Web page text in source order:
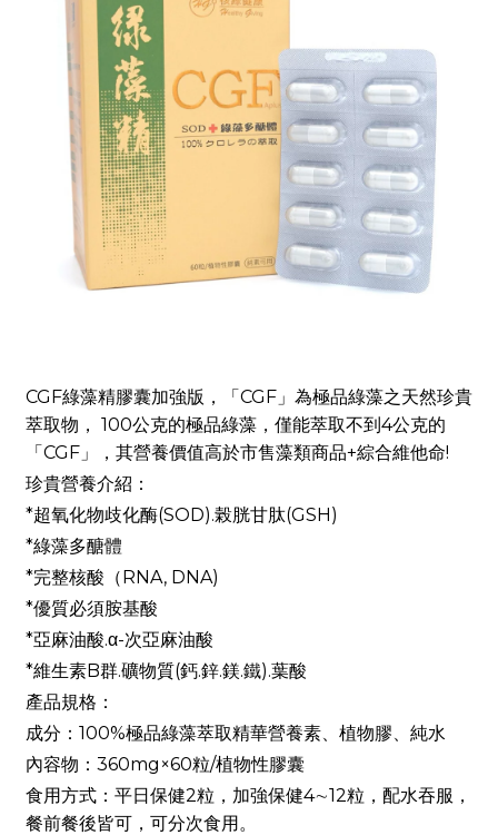
CGF綠藻精膠囊加強版，「CGF」為極品綠藻之天然珍貴
萃取物， 100公克的極品綠藻，僅能萃取不到4公克的
「CGF」，其營養價值高於市售藻類商品+綜合維他命!
珍貴營養介紹：
*超氧化物歧化酶(SOD).榖胱甘肽(GSH)
*綠藻多醣體
*完整核酸（RNA, DNA)
*優質必須胺基酸
*亞麻油酸.α-次亞麻油酸
*維生素B群.礦物質(鈣.鋅.鎂.鐵).葉酸
產品規格：
成分：100%極品綠藻萃取精華營養素、植物膠、純水
內容物：360mg×60粒/植物性膠囊
食用方式：平日保健2粒，加強保健4∼12粒，配水吞服，
餐前餐後皆可，可分次食用。